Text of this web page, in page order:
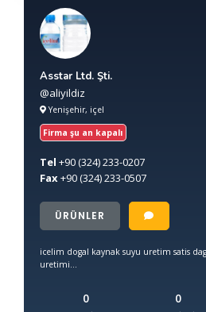
Asstar Ltd. Şti.
@aliyildiz
Yenişehir, içel
Firma şu an kapalı
Tel +90(324) 233-0207
Fax+90(324) 233-0507
ÜRÜNLER
icelim dogal kaynak suyu uretim satis
uretimi...
0 0